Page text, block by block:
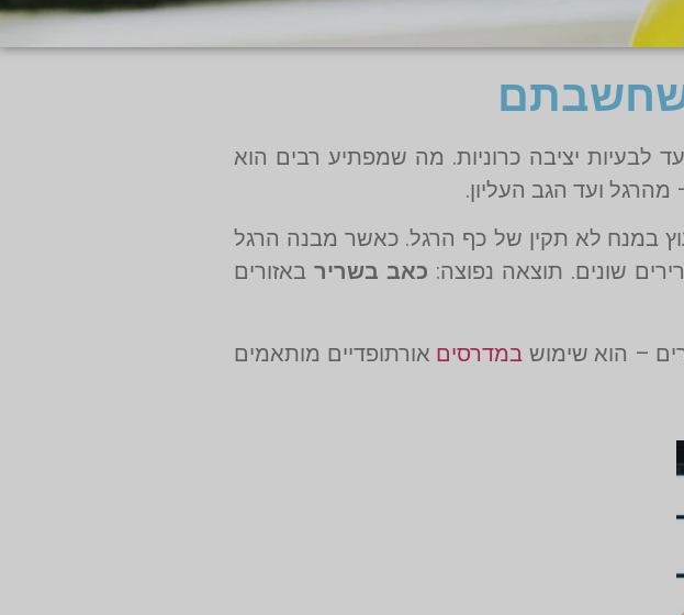
שחשבתם
לבעיות יציבה כרוניות. מה שמפתיע רבים הוא
ועד הגב העליון.
במנח לא תקין של כף הרגל. כאשר מבנה הרגל
שונים. תוצאה נפוצה: כאב בשריר באזורים
– הוא שימוש במדרסים אורתופדיים מותאמים